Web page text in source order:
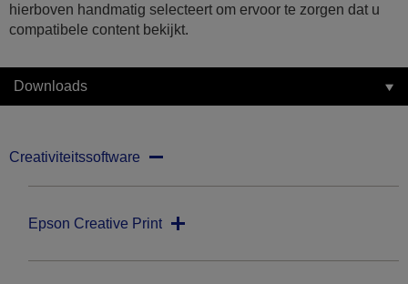
hierboven handmatig selecteert om ervoor te zorgen dat u
compatibele content bekijkt.
Downloads
Creativiteitssoftware
Epson Creative Print